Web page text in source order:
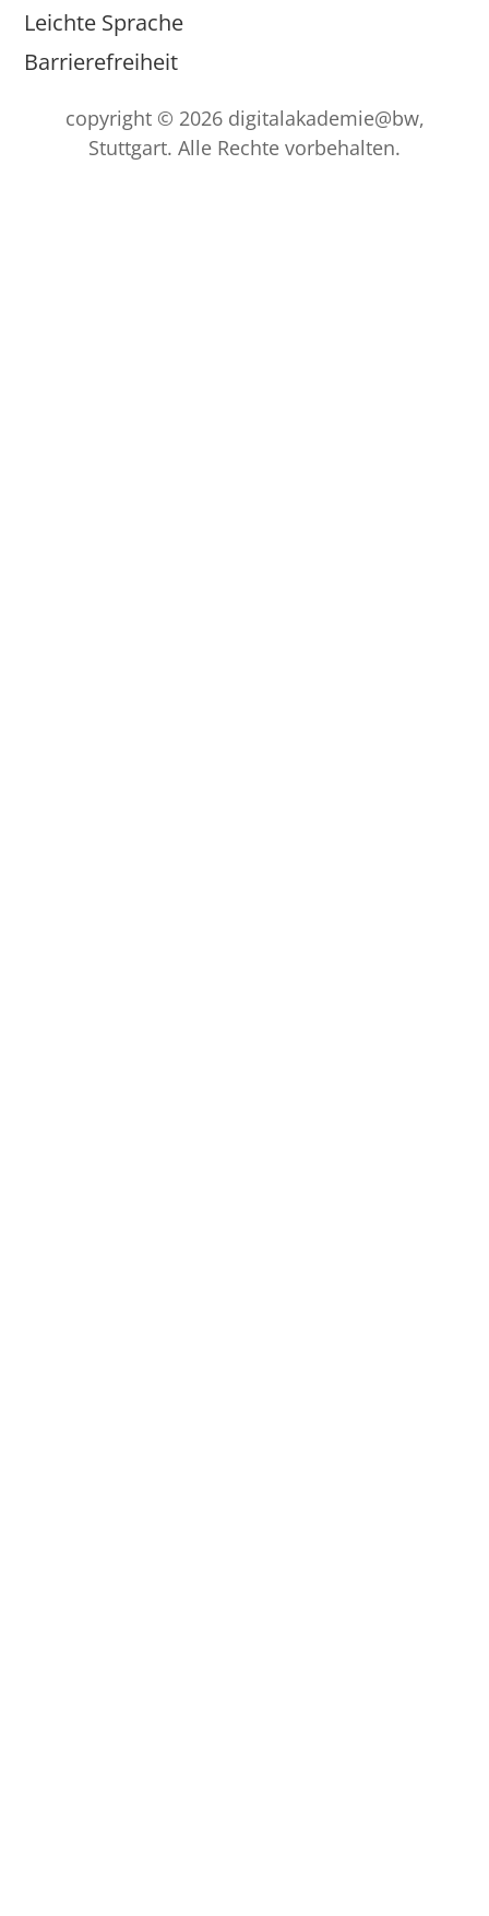
Leichte Sprache
Barrierefreiheit
copyright © 2026 digitalakademie@bw,
Stuttgart. Alle Rechte vorbehalten.